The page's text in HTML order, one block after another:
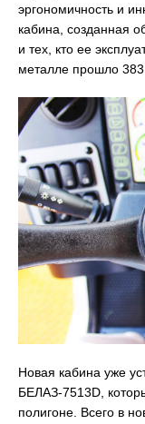
эргономичность и
кабина, созданная
и тех, кто ее
металле прошло
Новая кабина уже
БЕЛАЗ-7513D,
полигоне. Всего в